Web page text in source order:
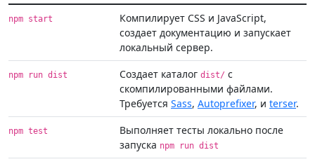
npm start
Компилирует CSS и JavaScript,
создает документацию и запускает
локальный сервер.
npm run dist Создает каталог dist/ с
скомпилированными файлами.
Требуется Sass, Autoprefixer, и terser.
npm test
Выполняет тесты локально после
запуска npm run dist